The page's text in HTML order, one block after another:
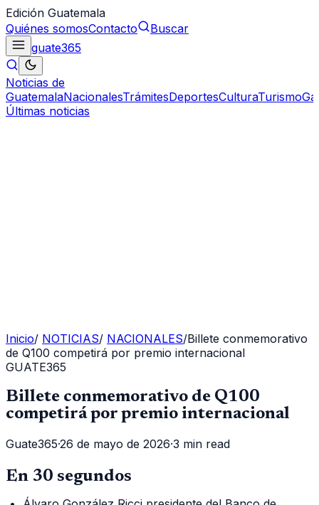
Edición Guatemala
Quiénes somosContacto
Buscar
guate365
Noticias de
GuatemalaNacionalesTrámitesDeportesCulturaTurismo
Últimas noticias
Inicio/ NOTICIAS/ NACIONALES/Billete conmemorativo
de Q100 competirá por premio internacional
GUATE365
Billete conmemorativo de Q100
competirá por premio internacional
Guate365·26 de mayo de 2026·3 min read
En 30 segundos